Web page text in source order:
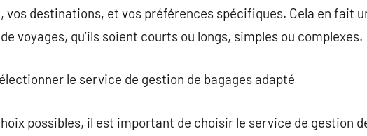
vos destinations, et vos préférences spécifiques. Cela en fait
voyages, qu’ils soient courts ou longs, simples ou complexes.
le service de gestion de bagages adapté
possibles, il est important de choisir le service de gestion